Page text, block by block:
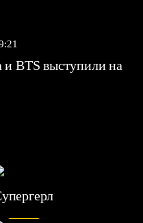
BTS выступили на
7.1